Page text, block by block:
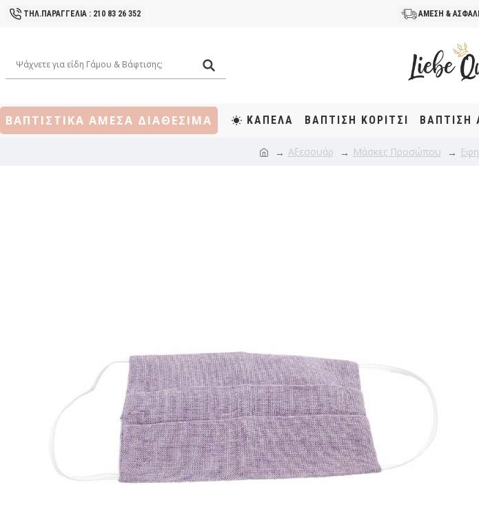
ΤΗΛ.ΠΑΡΑΓΓΕΛΙΑ : 210 83 26 352 ΑΜΕΣΗ &
ΒΑΠΤΙΣΤΙΚΑ ΑΜΕΣΑ ΔΙΑΘΕΣΙΜΑ ΚΑΠΕΛΑ ΒΆΠΤΙΣΗ KOΡΊΤΣΙ ΒΆΠΤΙΣΗ
Αξεσουάρ Μάσκες Προσώπου